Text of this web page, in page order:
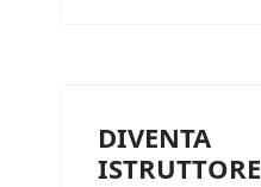
DIVENTA
ISTRUTTORE